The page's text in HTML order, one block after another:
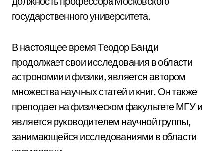
государственного университета.
В настоящее время Теодор Банди
продолжает свои исследования в области
астрономии и физики, является автором
множества научных статей и книг. Он также
преподает на физическом факультете МГУ и
является руководителем научной группы,
занимающейся исследованиями в области